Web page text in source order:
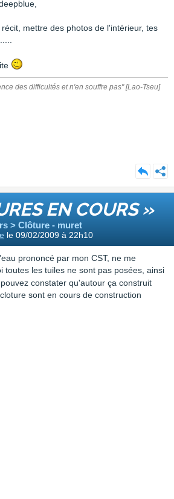
mettre des photos de l'intérieur, tes
des difficultés et n'en souffre pas" [Lao-Tseu]
EN COURS »
> Clôture - muret
le 09/02/2009 à 22h10
prononcé par mon CST, ne me
toutes les tuiles ne sont pas posées, ainsi
constater qu'autour ça construit
sont en cours de construction